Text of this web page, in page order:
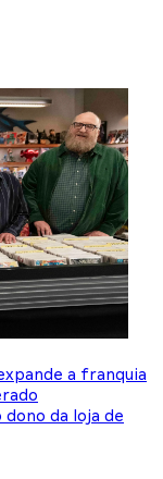
a franquia
da loja de